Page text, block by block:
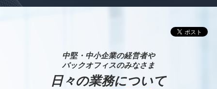
中堅・中小企業の経営者や
バックオフィスのみなさま
日々の業務について